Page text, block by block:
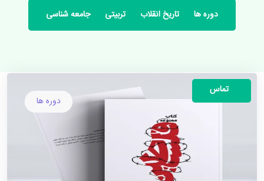
دوره ها تاریخ انقلاب تربیتی جامعه شناسی
دوره ها
تماس